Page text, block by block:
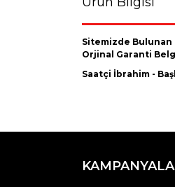
Sitemizde
Orjinal Garanti
Saatçi İbrahim -
Görüş ve
Ürün resmi